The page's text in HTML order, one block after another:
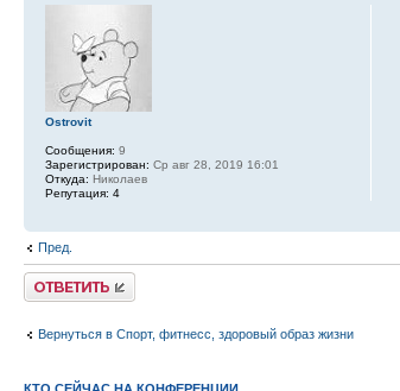
Ostrovit
Сообщения: 9
Зарегистрирован: Ср авг 28, 2019 16:01
Откуда: Николаев
Репутация: 4
Пред.
Ответить
Вернуться в Спорт, фитнесс, здоровый образ жизни